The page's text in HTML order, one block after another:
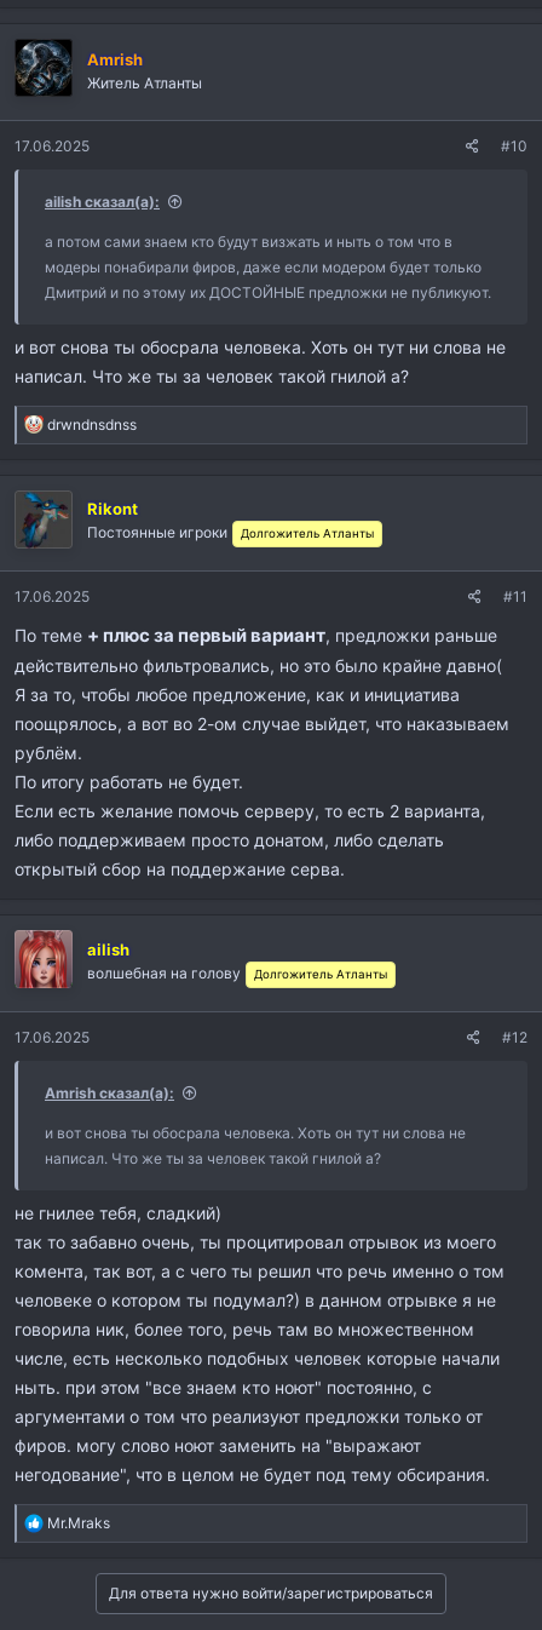
Amrish
Житель Атланты
17.06.2025 #10
ailish сказал(а):
а потом сами знаем кто будут визжать и ныть о том что в
модеры понабирали фиров, даже если модером будет только
Дмитрий и по этому их ДОСТОЙНЫЕ предложки не публикуют.
и вот снова ты обосрала человека. Хоть он тут ни слова не
написал. Что же ты за человек такой гнилой а?
Р
е
к
ц
и
и
:
drwndnsdnss
Rikont
Постоянные игроки Долгожитель Атланты
17.06.2025 #11
По теме + плюс за первый вариант, предложки раньше
действительно фильтровались, но это было крайне давно(
Я за то, чтобы любое предложение, как и инициатива
поощрялось, а вот во 2-ом случае выйдет, что наказываем
рублём.
По итогу работать не будет.
Если есть желание помочь серверу, то есть 2 варианта,
либо поддерживаем просто донатом, либо сделать
открытый сбор на поддержание серва.
ailish
волшебная на голову Долгожитель Атланты
17.06.2025 #12
Amrish сказал(а):
и вот снова ты обосрала человека. Хоть он тут ни слова не
написал. Что же ты за человек такой гнилой а?
не гнилее тебя, сладкий)
так то забавно очень, ты процитировал отрывок из моего
комента, так вот, а с чего ты решил что речь именно о том
человеке о котором ты подумал?) в данном отрывке я не
говорила ник, более того, речь там во множественном
числе, есть несколько подобных человек которые начали
ныть. при этом "все знаем кто ноют" постоянно, с
аргументами о том что реализуют предложки только от
фиров. могу слово ноют заменить на "выражают
негодование", что в целом не будет под тему обсирания.
Р
е
Mr.Mraks
Для ответа нужно войти/зарегистрироваться